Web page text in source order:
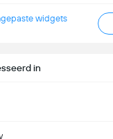
widgets
in